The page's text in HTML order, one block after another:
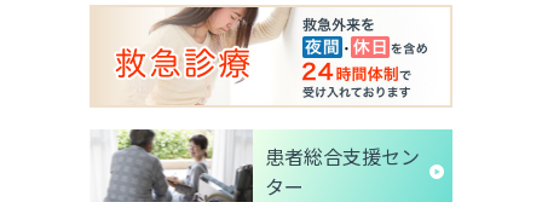
患者総合支援セン
ター